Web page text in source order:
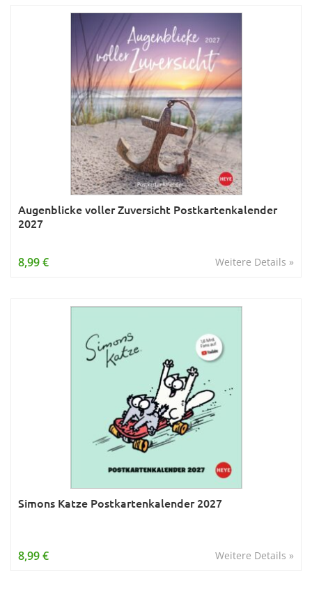
Augenblicke voller Zuversicht Postkartenkalender
2027
Weitere Details »
8,99 €
Simons Katze Postkartenkalender 2027
Weitere Details »
8,99 €